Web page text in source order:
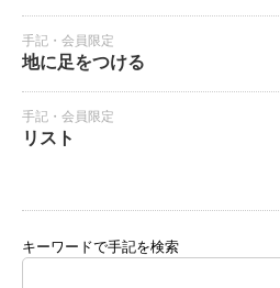
手記・会員限定
地に足をつける
手記・会員限定
リスト
キーワードで手記を検索